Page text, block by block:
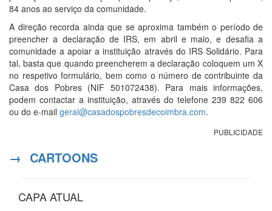
84 anos ao serviço da comunidade.
A direção recorda ainda que se aproxima também o período de
preencher a declaração de IRS, em abril e maio, e desafia a
comunidade a apoiar a instituição através do IRS Solidário. Para
tal, basta que quando preencherem a declaração coloquem um X
no respetivo formulário, bem como o número de contribuinte da
Casa dos Pobres (NIF 501072438). Para mais informações,
podem contactar a instituição, através do telefone 239 822 606
ou do e-mail geral@casadospobresdecoimbra.com.
PUBLICIDADE
→ CARTOONS
CAPA ATUAL